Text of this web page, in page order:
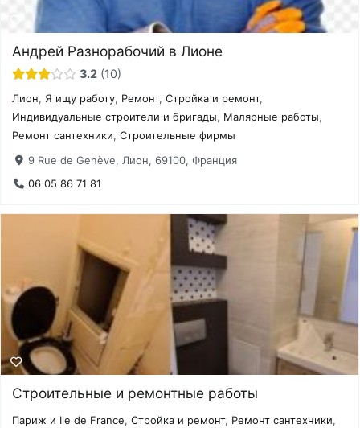
Андрей Разнорабочий в Лионе
3.2 10
Лион, Я ищу работу, Ремонт,Стройка и ремонт,
Индивидуальные строители и бригады, Малярные работы,
Ремонт сантехники,Строительные фирмы
9 Rue de Genève, Лион, 69100, Франция
06 05 86 71 81
Строительные и ремонтные работы
Париж и Ile de France,Стройка и ремонт, Ремонт сантехники,